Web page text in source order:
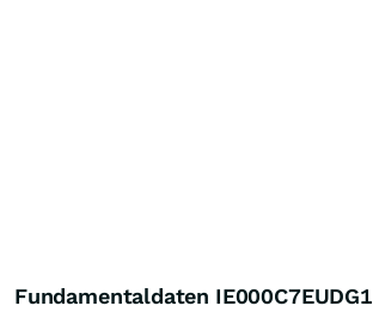
Fundamentaldaten IE000C7EUDG1